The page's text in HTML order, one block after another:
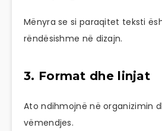
Mënyra se si paraqitet teksti
rëndësishme në dizajn.
3. Format dhe linjat
Ato ndihmojnë në organizimin
vëmendjes.